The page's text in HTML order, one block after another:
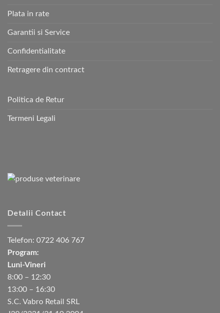
Plata in rate
Garantii si Service
Confidentialitate
Retragere din contract
Politica de Retur
Termeni Legali
Detalii Contact
Telefon: 0722 406 767
Program:
Luni-Vineri
8:00 – 12:30
13:00 – 16:30
S.C. Vabro Retail SRL